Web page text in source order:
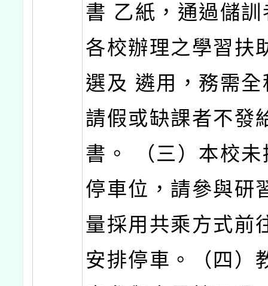
書 乙紙，通過儲
各校辦理之學習扶
選及 遴用，務需
請假或缺課者不發
書。 （三）本校
停車位，請參與研
量採用共乘方式前
安排停車。（四）